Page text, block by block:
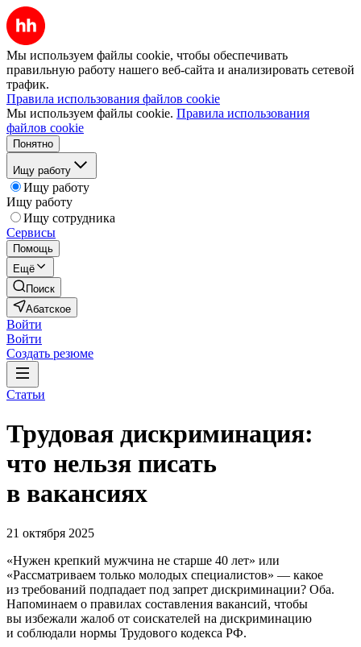
Мы используем файлы cookie, чтобы обеспечивать
правильную работу нашего веб-сайта и анализировать сетевой
трафик.
Правила использования файлов cookie
Мы используем файлы cookie. Правила использования
файлов cookie
Понятно
Ищу работу
Ищу работу
Ищу работу
Ищу сотрудника
Сервисы
Помощь
Ещё
Поиск
Абатское
Войти
Войти
Создать резюме
Статьи
Трудовая дискриминация:
что нельзя писать
в вакансиях
21 октября 2025
«Нужен крепкий мужчина не старше 40 лет» или
«Рассматриваем только молодых специалистов» — какое
из требований подпадает под запрет дискриминации? Оба.
Напоминаем о правилах составления вакансий, чтобы
вы избежали жалоб от соискателей на дискриминацию
и соблюдали нормы Трудового кодекса РФ.